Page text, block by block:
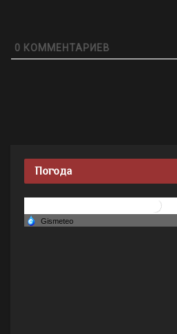
0 КОММЕНТАРИЕВ
Погода